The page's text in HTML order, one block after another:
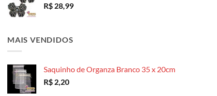
R$ 28,99
MAIS VENDIDOS
Saquinho de Organza Branco 35 x 20cm
R$ 2,20